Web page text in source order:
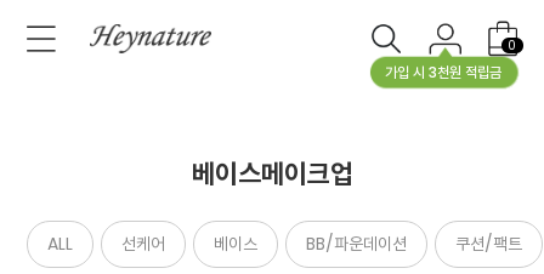
가입 시 3천원 적립금
0
베이스메이크업
ALL 선케어 베이스 BB/파운데이션 쿠션/팩트